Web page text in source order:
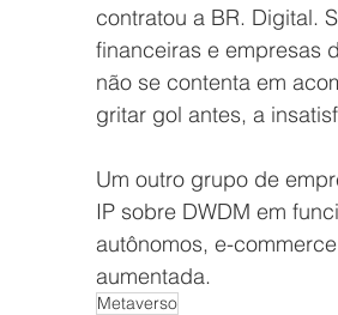
contratou a BR. Digital.
financeiras e empresas
não se contenta em
gritar gol antes, a
Um outro grupo de
IP sobre DWDM em
autônomos, e-
aumentada.
Metaverso